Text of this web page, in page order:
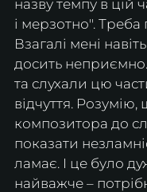
назву темпу в цій
і мерзотно". Треба
Взагалі мені
досить
та слухали цю
відчуття.
композитора до
показати
ламає. І це було
найважче –